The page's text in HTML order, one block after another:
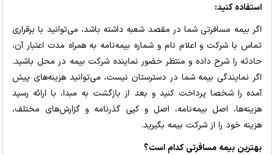
استفاده کنید:
اگر بیمه مسافرتی شما در مقصد شعبه داشته باشد، می‌توانید با برقراری
تماس با شرکت و اعلام نام و شماره بیمه‌نامه به همراه مدت اعتبار آن،
حادثه را شرح داده و منتظر حضور نماینده شرکت بیمه در محل باشید.
اگر نمایندگی بیمه شما در دسترستان نیست، می‌توانید هزینه‌های پیش
آمده را شخصا پرداخت کنید و بعد از بازگشت به مبدا، با ارائه رسید
هزینه‌ها، اصل بیمه‌نامه، اصل و کپی گذرنامه و گزارش‌های مختلف،
هزینه خود را از شرکت بیمه بگیرید.
بهترین بیمه مسافرتی کدام است؟